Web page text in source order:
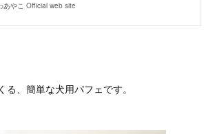
あやこ Official web site
る、簡単な犬用パフェです。